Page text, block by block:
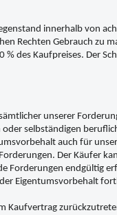
innerhalb von
Rechten Gebrauch zu
des Kaufpreises. Der
unserer
selbständigen
auch für
Der Käufer
Forderungen endgültig
Eigentumsvorbehalt
Kaufvertrag